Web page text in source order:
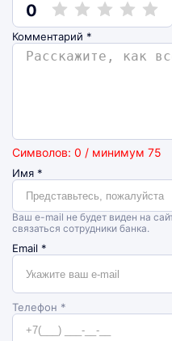
0
Комментарий *
Символов: 0 / минимум 75
Имя *
Ваш e-mail не будет виден на
связаться сотрудники банка.
Email *
Телефон *